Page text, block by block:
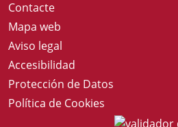
Contacte
Mapa web
Aviso legal
Accesibilidad
Protección de Datos
Política de Cookies